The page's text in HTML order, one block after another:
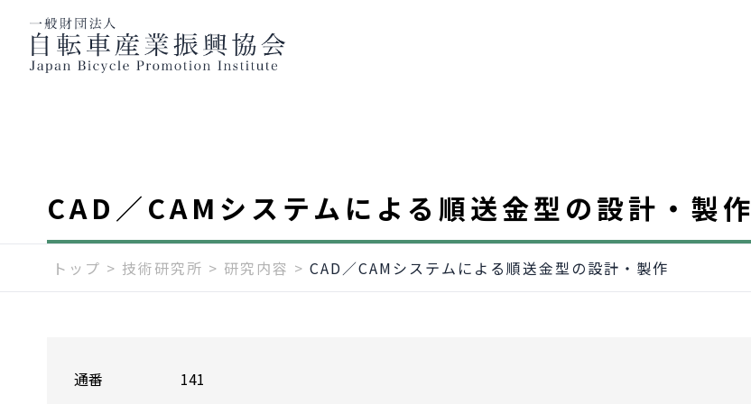
CAD／CAMシステムによる順送金型の設計・製作
トップ > 技術研究所 > 研究内容 > CAD／CAMシステムによる順送金型の設計・製作
通番 141